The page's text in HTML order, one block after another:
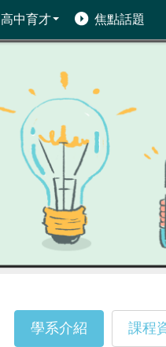
高中育才 焦點話題
學系介紹 課程